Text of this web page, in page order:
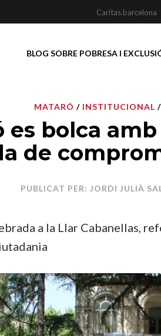
Caritas.barcelona
BLOG SOBRE POBRESA I
MATARÓ / INSTITUCIONAL
es bolca
de
PUBLICAT PER: JORDI JULIÀ
a la Llar Cabanellas,